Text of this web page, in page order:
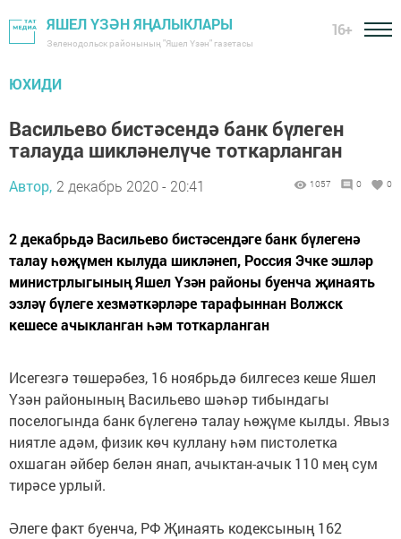
ЯШЕЛ ҮЗӘН ЯҢАЛЫКЛАРЫ
Зеленодольск районының "Яшел Үзән" газетасы
16+
ЮХИДИ
Васильево бистәсендә банк бүлеген
талауда шикләнелүче тоткарланган
Автор, 2 декабрь 2020 - 20:41 1057 0 0
2 декабрьдә Васильево бистәсендәге банк бүлегенә
талау һөҗүмен кылуда шикләнеп, Россия Эчке эшләр
министрлыгының Яшел Үзән районы буенча җинаять
эзләү бүлеге хезмәткәрләре тарафыннан Волжск
кешесе ачыкланган һәм тоткарланган
Исегезгә төшерәбез, 16 ноябрьдә билгесез кеше Яшел
Үзән районының Васильево шәһәр тибындагы
поселогында банк бүлегенә талау һөҗүме кылды. Явыз
ниятле адәм, физик көч куллану һәм пистолетка
охшаган әйбер белән янап, ачыктан-ачык 110 мең сум
тирәсе урлый.
Әлеге факт буенча, РФ Җинаять кодексының 162